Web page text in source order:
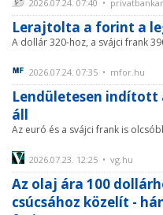
2026.07.24. 07:40 •
Lerajtolta a forint a
A dollár 320-hoz, a svájci frank
2026.07.24. 07:35 • mfor.hu
Lendületesen indított
áll
Az euró és a svájci frank is
2026.07.23. 12:25 • vg.hu
Az olaj ára 100
csúcsához közelít -